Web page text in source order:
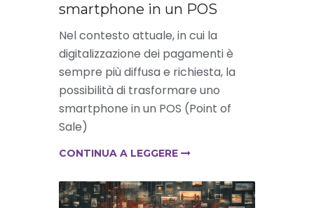
smartphone in un POS
Nel contesto attuale, in cui la
digitalizzazione dei pagamenti è
sempre più diffusa e richiesta, la
possibilità di trasformare uno
smartphone in un POS (Point of
Sale)
CONTINUA A LEGGERE